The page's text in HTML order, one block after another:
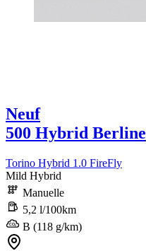
Neuf
500 Hybrid Berline
Torino Hybrid 1.0 FireFly
Mild Hybrid
Manuelle
5,2 l/100km
B (118 g/km)